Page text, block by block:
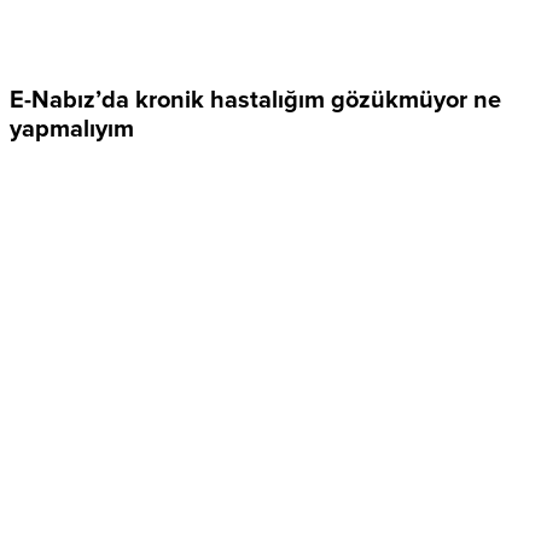
E-Nabız’da kronik hastalığım gözükmüyor ne
yapmalıyım